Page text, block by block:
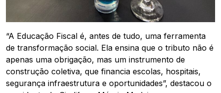
“A Educação Fiscal é, antes de tudo, uma ferramenta
de transformação social. Ela ensina que o tributo não é
apenas uma obrigação, mas um instrumento de
construção coletiva, que financia escolas, hospitais,
segurança infraestrutura e oportunidades”, destacou o